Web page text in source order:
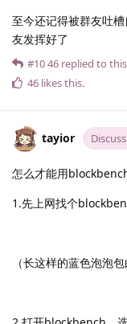
至今还记得被群友吐
友发挥好了
#1046 replied to
46 likes this.
tayior
怎么才能用
1.先上网找个
（长这样的蓝色泡泡包